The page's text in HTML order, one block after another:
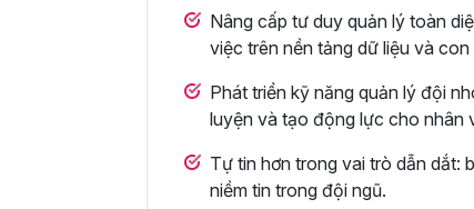
Nâng cấp tư duy quản lý toàn
việc trên nền tảng dữ liệu và con
Phát triển kỹ năng quản lý đội
luyện và tạo động lực cho nhân
Tự tin hơn trong vai trò dẫn dắt:
niềm tin trong đội ngũ.